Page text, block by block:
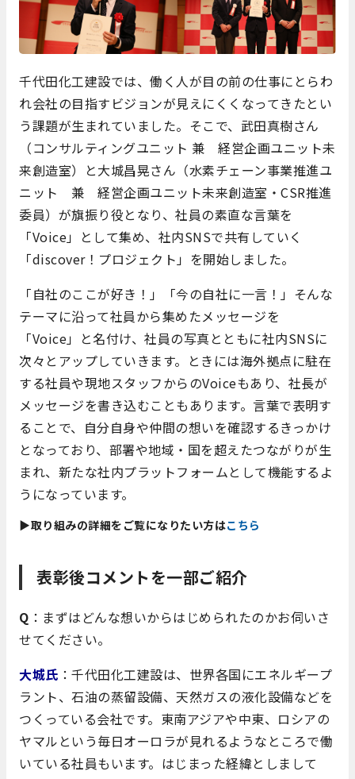
千代田化工建設では、働く人が目の前の仕事にとらわ
れ会社の目指すビジョンが見えにくくなってきたとい
う課題が生まれていました。そこで、武田真樹さん
（コンサルティングユニット 兼 経営企画ユニット未
来創造室）と大城昌晃さん（水素チェーン事業推進ユ
ニット 兼 経営企画ユニット未来創造室・CSR推進
委員）が旗振り役となり、社員の素直な言葉を
「Voice」として集め、社内SNSで共有していく
「discover！プロジェクト」を開始しました。
「自社のここが好き！」「今の自社に一言！」そんな
テーマに沿って社員から集めたメッセージを
「Voice」と名付け、社員の写真とともに社内SNSに
次々とアップしていきます。ときには海外拠点に駐在
する社員や現地スタッフからのVoiceもあり、社長が
メッセージを書き込むこともあります。言葉で表明す
ることで、自分自身や仲間の想いを確認するきっかけ
となっており、部署や地域・国を超えたつながりが生
まれ、新たな社内プラットフォームとして機能するよ
うになっています。
▶取り組みの詳細をご覧になりたい方はこちら
表彰後コメントを一部ご紹介
Q ：まずはどんな想いからはじめられたのかお伺いさ
せてください。
大城氏 ：千代田化工建設は、世界各国にエネルギープ
ラント、石油の蒸留設備、天然ガスの液化設備などを
つくっている会社です。東南アジアや中東、ロシアの
ヤマルという毎日オーロラが見れるようなところで働
いている社員もいます。はじまった経緯としまして